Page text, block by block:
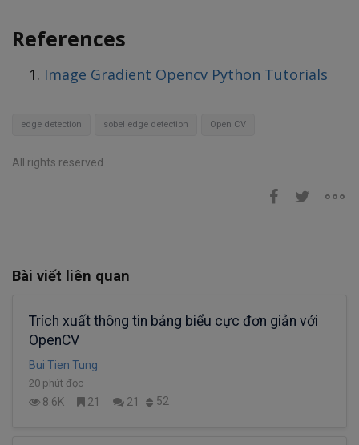
References
Image Gradient Opencv Python Tutorials
edge detection sobel edge detection Open CV
All rights reserved
Bài viết liên quan
Trích xuất thông tin bảng biểu cực đơn giản với
OpenCV
Bui Tien Tung
20 phút đọc
8.6K 21 21 52